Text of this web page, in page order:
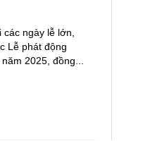
ngày lễ lớn,
Lễ phát động
2025, đồng...